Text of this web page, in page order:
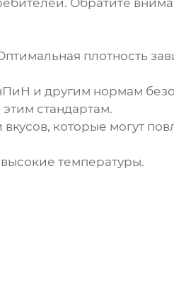
Обратите
плотность
и другим нормам
стандартам.
которые могут
температуры.